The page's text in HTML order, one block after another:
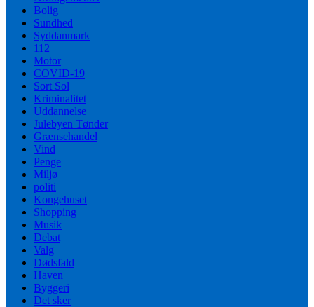
Bolig
Sundhed
Syddanmark
112
Motor
COVID-19
Sort Sol
Kriminalitet
Uddannelse
Julebyen Tønder
Grænsehandel
Vind
Penge
Miljø
politi
Kongehuset
Shopping
Musik
Debat
Valg
Dødsfald
Haven
Byggeri
Det sker